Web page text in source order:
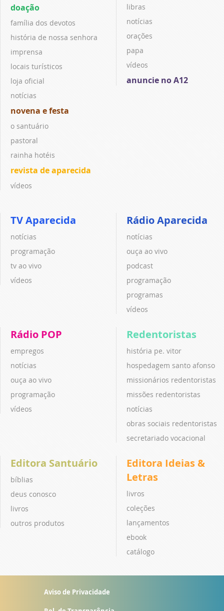
doação
família dos devotos
história de nossa senhora
imprensa
locais turísticos
loja oficial
notícias
novena e festa
o santuário
pastoral
rainha hotéis
revista de aparecida
vídeos
libras
notícias
orações
papa
vídeos
anuncie no A12
TV Aparecida
notícias
programação
tv ao vivo
vídeos
Rádio Aparecida
notícias
ouça ao vivo
podcast
programação
programas
vídeos
Rádio POP
empregos
notícias
ouça ao vivo
programação
vídeos
Redentoristas
história pe. vitor
hospedagem santo afonso
missionários redentoristas
missões redentoristas
notícias
obras sociais redentoristas
secretariado vocacional
Editora Santuário
bíblias
deus conosco
livros
outros produtos
Editora Ideias &
Letras
livros
coleções
lançamentos
ebook
catálogo
Aviso de Privacidade